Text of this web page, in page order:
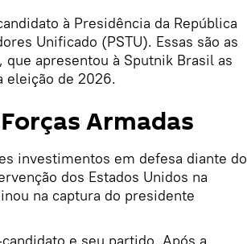
à Presidência da República
Unificado (PSTU). Essas são as
apresentou à Sputnik Brasil as
eleição de 2026.
Armadas
investimentos em defesa diante do
dos Estados Unidos na
na captura do presidente
e seu partido. Após a